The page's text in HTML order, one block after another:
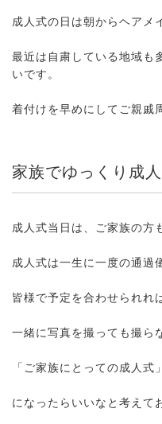
成人式の日は朝からヘアメ
最近は自粛している地域も
いです。
着付けを早めにしてご親戚
家族でゆっくり成
成人式当日は、ご家族の方
成人式は一生に一度の通過
皆様で予定を合わせられれ
一緒に写真を撮っても撮ら
「ご家族にとっての成人式」
になったらいいなと考えて